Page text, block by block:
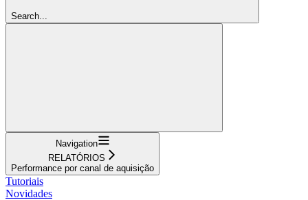
Search...
Navigation
RELATÓRIOS
Performance por canal de aquisição
Tutoriais
Novidades